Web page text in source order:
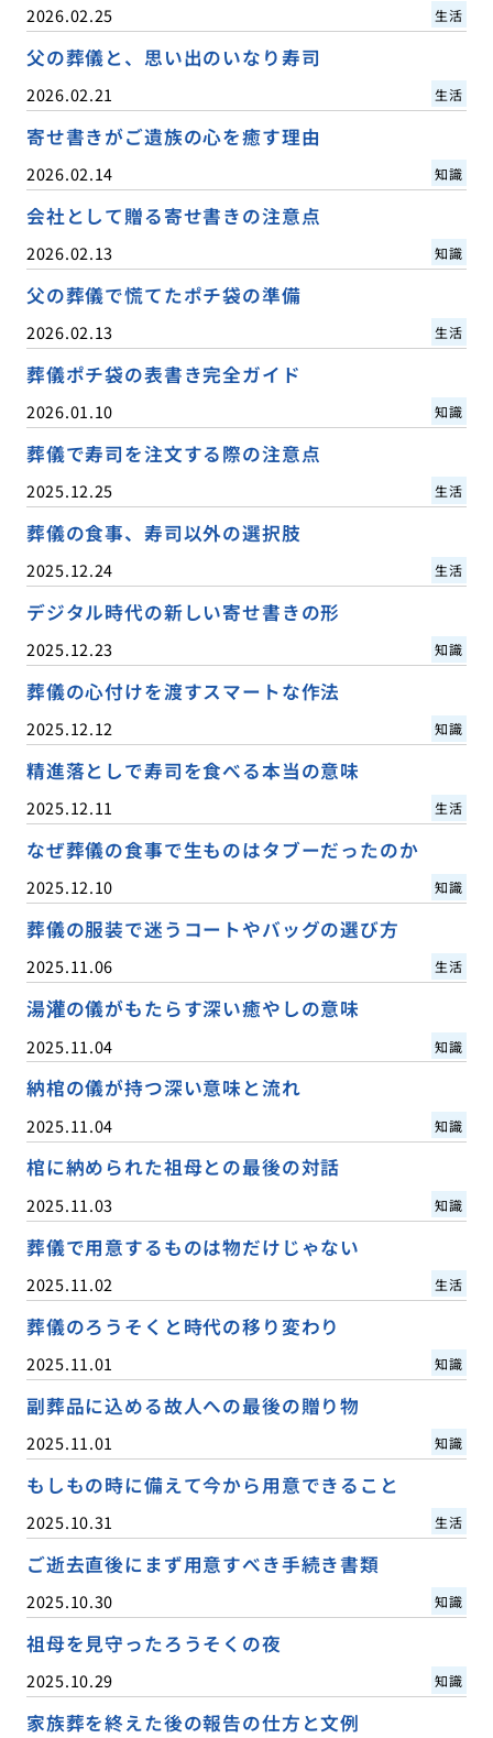
2026.02.25 生活
父の葬儀と、思い出のいなり寿司
2026.02.21 生活
寄せ書きがご遺族の心を癒す理由
2026.02.14 知識
会社として贈る寄せ書きの注意点
2026.02.13 知識
父の葬儀で慌てたポチ袋の準備
2026.02.13 生活
葬儀ポチ袋の表書き完全ガイド
2026.01.10 知識
葬儀で寿司を注文する際の注意点
2025.12.25 生活
葬儀の食事、寿司以外の選択肢
2025.12.24 生活
デジタル時代の新しい寄せ書きの形
2025.12.23 知識
葬儀の心付けを渡すスマートな作法
2025.12.12 知識
精進落としで寿司を食べる本当の意味
2025.12.11 生活
なぜ葬儀の食事で生ものはタブーだったのか
2025.12.10 知識
葬儀の服装で迷うコートやバッグの選び方
2025.11.06 生活
湯灌の儀がもたらす深い癒やしの意味
2025.11.04 知識
納棺の儀が持つ深い意味と流れ
2025.11.04 知識
棺に納められた祖母との最後の対話
2025.11.03 知識
葬儀で用意するものは物だけじゃない
2025.11.02 生活
葬儀のろうそくと時代の移り変わり
2025.11.01 知識
副葬品に込める故人への最後の贈り物
2025.11.01 知識
もしもの時に備えて今から用意できること
2025.10.31 生活
ご逝去直後にまず用意すべき手続き書類
2025.10.30 知識
祖母を見守ったろうそくの夜
2025.10.29 知識
家族葬を終えた後の報告の仕方と文例